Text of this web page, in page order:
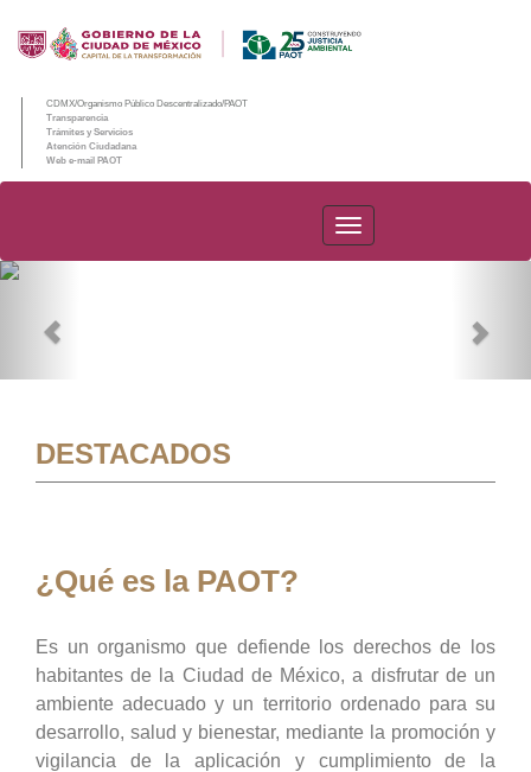
CDMX/Organismo Público Descentralizado/PAOT
Transparencia
Trámites y Servicios
Atención Ciudadana
Web e-mail PAOT
PAOT
DESTACADOS
¿Qué es la PAOT?
Es un organismo que defiende los derechos de los
habitantes de la Ciudad de México, a disfrutar de un
ambiente adecuado y un territorio ordenado para su
desarrollo, salud y bienestar, mediante la promoción y
vigilancia de la aplicación y cumplimiento de la